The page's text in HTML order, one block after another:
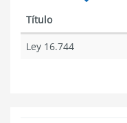
Título
Ley 16.744